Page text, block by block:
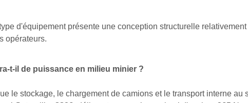
d'équipement présente une conception structurelle
opérateurs.
t-il de puissance en milieu minier ?
le stockage, le chargement de camions et le transport interne